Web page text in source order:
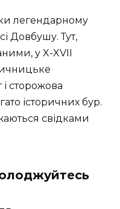
легендарному
Довбушу. Тут,
у X-XVII
сторожова
історичних бур.
свідками